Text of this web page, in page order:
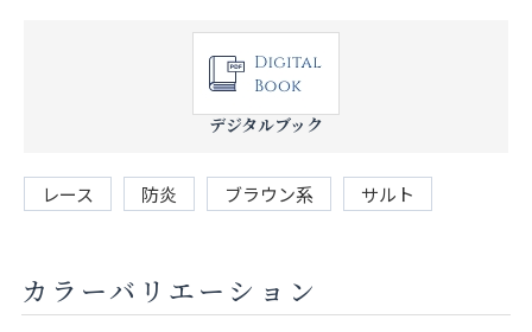
デジタルブック
レース 防炎 ブラウン系 サルト
カラーバリエーション